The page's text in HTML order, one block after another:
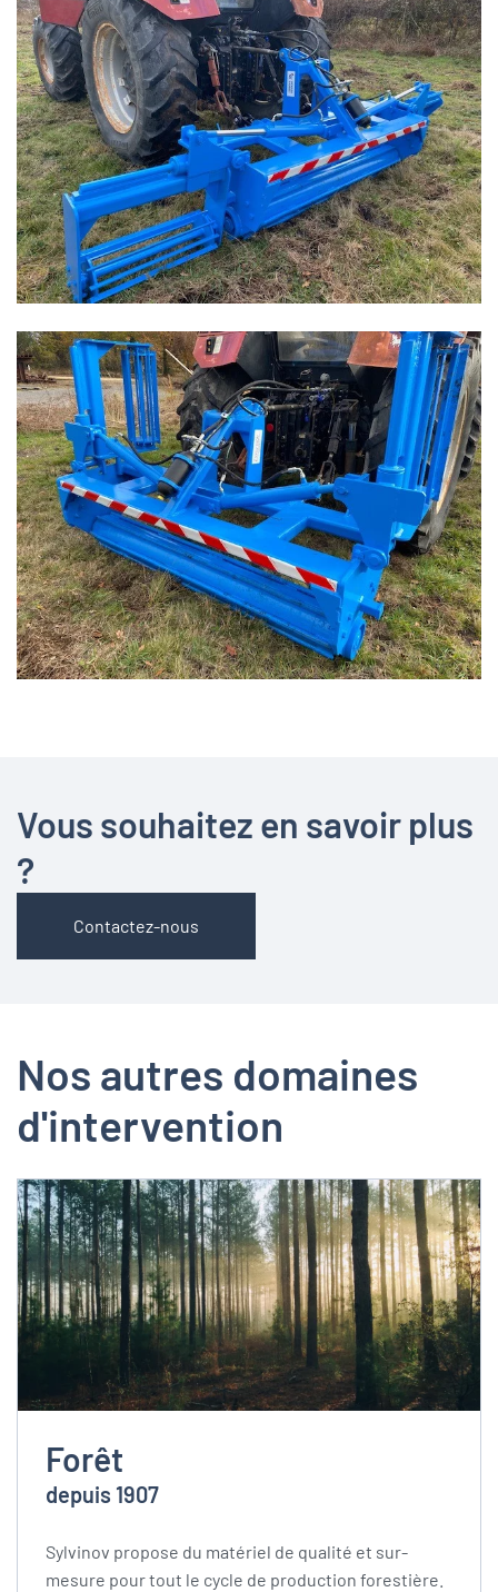
Vous souhaitez en savoir plus
?
Contactez-nous
Nos autres domaines
d'intervention
Forêt
depuis 1907
Sylvinov propose du matériel de qualité et sur-
mesure pour tout le cycle de production forestière.